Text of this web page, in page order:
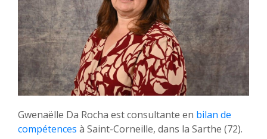
Gwenaëlle Da Rocha est consultante en bilan de
compétences à Saint-Corneille, dans la Sarthe (72).